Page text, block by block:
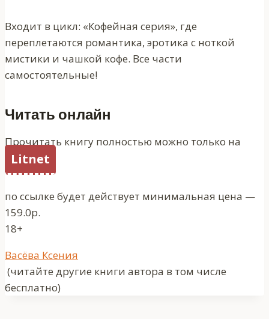
Входит в цикл: «Кофейная серия», где
переплетаются романтика, эротика с ноткой
мистики и чашкой кофе. Все части
самостоятельные!
Читать онлайн
Прочитать книгу полностью можно только на
Litnet
по ссылке будет действует минимальная цена —
159.0р.
18+
Метки
записи:
Васёва Ксения
(читайте другие книги автора в том числе
бесплатно)